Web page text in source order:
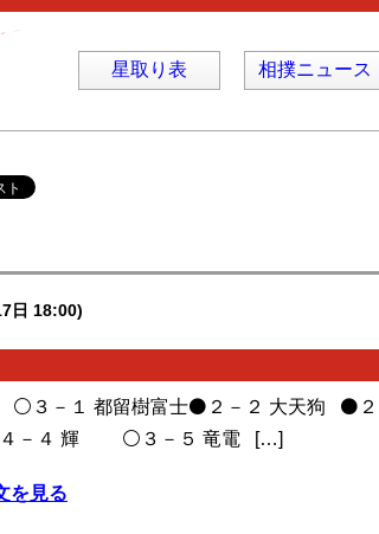
相撲ニュース
星取り表
日 18:00)
３－１ 都留樹富士⚫️２－２ 大天狗 ⚫️２
４－４ 輝 ⚪️３－５ 竜電 […]
を見る